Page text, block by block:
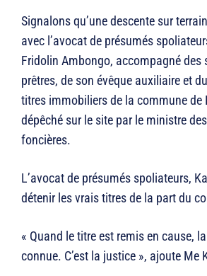
Signalons qu’une descente sur
avec l’avocat de présumés
Fridolin Ambongo, accompagné des
prêtres, de son évêque auxiliaire et
titres immobiliers de la commune de
dépêché sur le site par le ministre
foncières.
L’avocat de présumés spoliateurs,
détenir les vrais titres de la part du
« Quand le titre est remis en cause,
connue. C’est la justice », ajoute Me